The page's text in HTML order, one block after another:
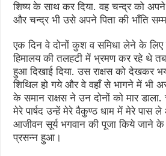
शिष्य के साथ कर दिया. वह चन्द्र को
और चन्द्र भी उसे अपने पिता की भाँति
एक दिन वे दोनों कुश व समिधा लेने के
हिमालय की तलहटी में भ्रमण कर रहे थे
हुआ दिखाई दिया. उस राक्षस को
शिथिल हो गये और वे वहाँ से भागने में भी
के समान राक्षस ने उन दोनों को मार डाला.
मेरे पार्षद उन्हें मेरे वैकुण्ठ धाम में मेरे पास ले
आजीवन सूर्य भगवान की पूजा किये जाने के
प्रसन्न हुआ।